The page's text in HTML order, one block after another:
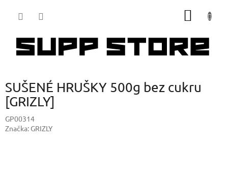
SUŠENÉ HRUŠKY 500g bez cukru
[GRIZLY]
GP00314
Značka: GRIZLY